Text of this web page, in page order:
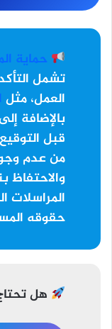
حماية
تشمل
العمل، مثل
بالإضافة
قبل
من عدم
والاحتفاظ
المراسلات
حقوقه
هل